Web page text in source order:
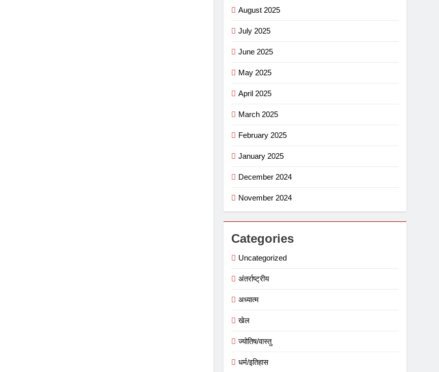
August 2025
July 2025
June 2025
May 2025
April 2025
March 2025
February 2025
January 2025
December 2024
November 2024
Categories
Uncategorized
अंतर्राष्ट्रीय
अध्यात्म
खेल
ज्योतिष/वास्तु
धर्म/इतिहास